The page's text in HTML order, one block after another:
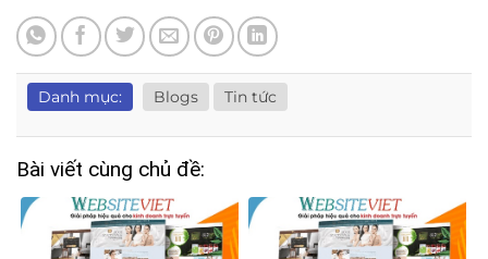
Danh mục: Blogs Tin tức
Bài viết cùng chủ đề: